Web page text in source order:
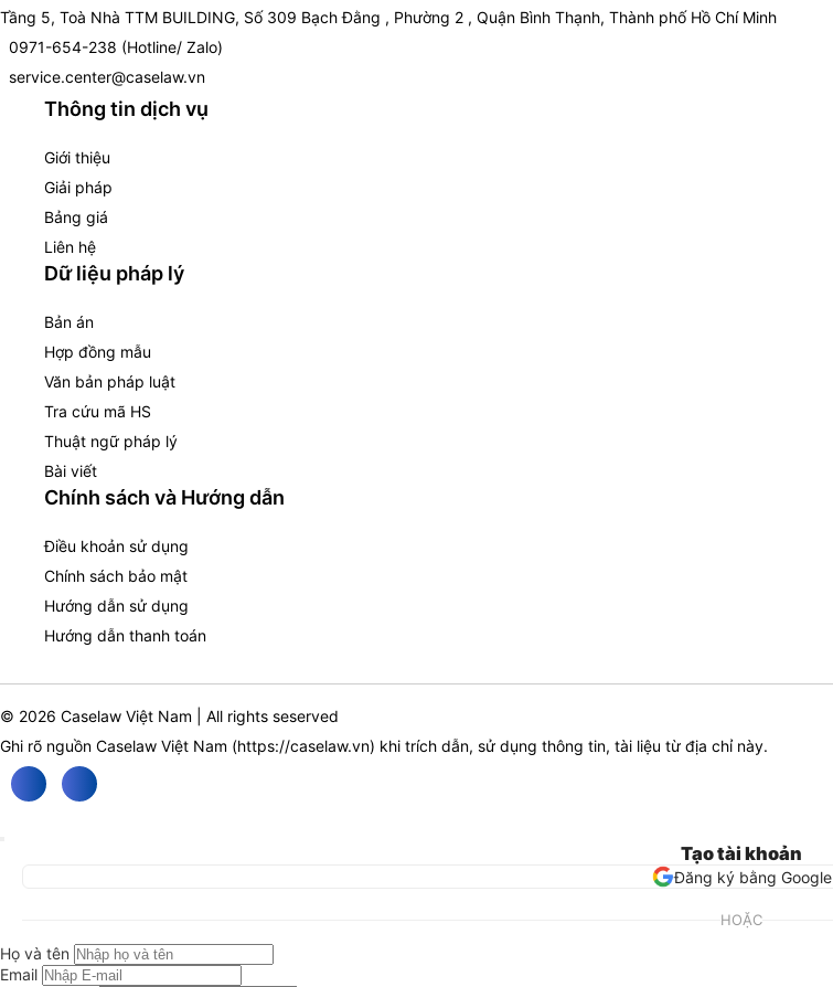
Tầng 5, Toà Nhà TTM BUILDING, Số 309 Bạch Đằng , Phường 2 , Quận Bình Thạnh, Thành phố Hồ Chí Minh
0971-654-238 (Hotline/ Zalo)
service.center@caselaw.vn
Thông tin dịch vụ
Giới thiệu
Giải pháp
Bảng giá
Liên hệ
Dữ liệu pháp lý
Bản án
Hợp đồng mẫu
Văn bản pháp luật
Tra cứu mã HS
Thuật ngữ pháp lý
Bài viết
Chính sách và Hướng dẫn
Điều khoản sử dụng
Chính sách bảo mật
Hướng dẫn sử dụng
Hướng dẫn thanh toán
© 2026 Caselaw Việt Nam | All rights seserved
Ghi rõ nguồn Caselaw Việt Nam (https://caselaw.vn) khi trích dẫn, sử dụng thông tin, tài liệu từ địa chỉ này.
Tạo tài khoản
Đăng ký bằng Google
HOẶC
Họ và tên
Email